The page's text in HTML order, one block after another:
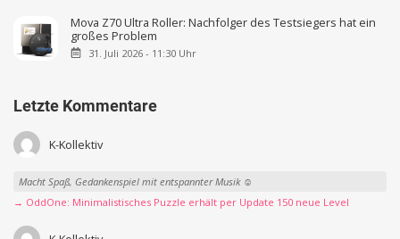
Mova Z70 Ultra Roller: Nachfolger des Testsiegers hat ein
großes Problem
31. Juli 2026 - 11:30 Uhr
Letzte Kommentare
K-Kollektiv
Macht Spaß, Gedankenspiel mit entspannter Musik ☺️
→ OddOne: Minimalistisches Puzzle erhält per Update 150 neue Level